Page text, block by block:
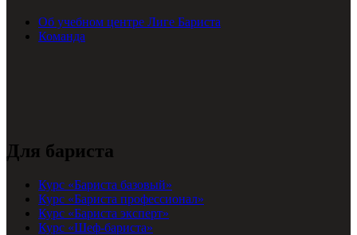
Об учебном центре Лиге Бариста
Команда
Для бариста
Курс «Бариста базовый»
Курс «Бариста профессионал»
Курс «Бариста эксперт»
Курс «Шеф-бариста»